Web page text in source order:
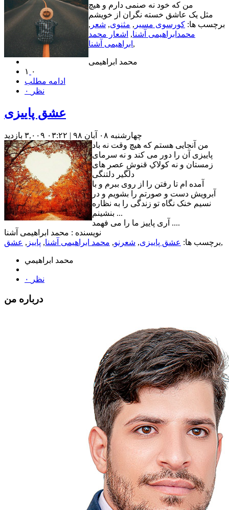
من که خود نه صنمی دارم و هیچ
مثل یک عاشق خسته نگران از خویشم
برچسب ها: کورسوی مسیر , مثنوی, شعر ,
محمدابراهیمی آشنا, اشعار محمد
ابراهیمی آشنا ,
محمد ابراهیمی
۱ ۰
ادامه مطلب
۰ نظر
عشق پاییزی
چهارشنبه ۰۸ آبان ۹۸ | ۰۳:۲۲
۳,۰۰۹ بازديد
من آنجایی هستم که هیچ وقت نه باد
پاییزی آن را دور می کند و نه سرمای
زمستان و نه کولاکِ قنوشِ عصر های
دلگیر دلتنگی
آمده ام تا رفتن را از روی ببرم و با
آبرویش دست و صورتم را بشویم و در
نسیم خنک نگاه تو زندگی را به نظاره
بنشینم ...
آری پاییز ما را می فهمد ....
نویسنده : محمد ابراهیمی آشنا
برچسب ها: عشق پاییزی, شعرنو, محمد ابراهیمی آشنا, پاییز , عشق ,
محمد ابراهيمي
۰ نظر
درباره من